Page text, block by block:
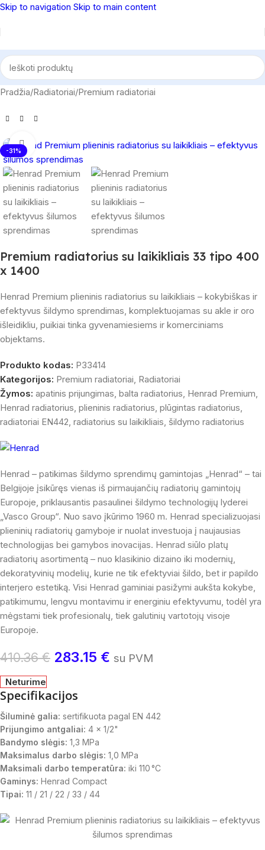
Skip to navigation Skip to main content
Pradžia/Radiatoriai/Premium radiatoriai
-31%
Spustelėkite, norėdami padidinti
Premium radiatorius su laikikliais 33 tipo 400
x 1400
Henrad Premium plieninis radiatorius su laikikliais – kokybiškas ir
efektyvus šildymo sprendimas, komplektuojamas su akle ir oro
išleidikliu, puikiai tinka gyvenamiesiems ir komerciniams
objektams.
Produkto kodas: P33414
Kategorijos: Premium radiatoriai Radiatoriai
Žymos: apatinis prijungimas balta radiatorius Henrad Premium
Henrad radiatorius plieninis radiatorius plūgintas radiatorius
radiatoriai EN442 radiatorius su laikikliais šildymo radiatorius
Henrad – patikimas šildymo sprendimų gamintojas „Henrad“ – tai
Belgijoje įsikūręs vienas iš pirmaujančių radiatorių gamintojų
Europoje, priklausantis pasaulinei šildymo technologijų lyderei
„Vasco Group“. Nuo savo įkūrimo 1960 m. Henrad specializuojasi
plieninių radiatorių gamyboje ir nuolat investuoja į naujausias
technologijas bei gamybos inovacijas. Henrad siūlo platų
radiatorių asortimentą – nuo klasikinio dizaino iki modernių,
dekoratyvinių modelių, kurie ne tik efektyviai šildo, bet ir papildo
interjero estetiką. Visi Henrad gaminiai pasižymi aukšta kokybe,
patikimumu, lengvu montavimu ir energiniu efektyvumu, todėl yra
mėgstami tiek profesionalų, tiek galutinių vartotojų visoje
Europoje.
410.36€ 283.15 € su PVM
Neturime
Specifikacijos
Šiluminė galia: sertifikuota pagal EN 442
Prijungimo antgaliai: 4 x 1/2"
Bandymo slėgis: 1,3 MPa
Maksimalus darbo slėgis: 1,0 MPa
Maksimali darbo temperatūra: iki 110 °C
Gaminys: Henrad Compact
Tipai: 11 / 21 / 22 / 33 / 44